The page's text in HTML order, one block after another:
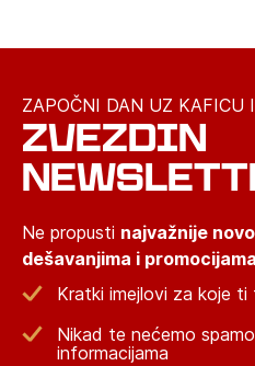
ZAPOČNI DAN UZ KAFICU I
ZVEZDIN
Ne propusti najvažnije
dešavanjima i
Kratki imejlovi za koje ti
Nikad te nećemo
informacijama